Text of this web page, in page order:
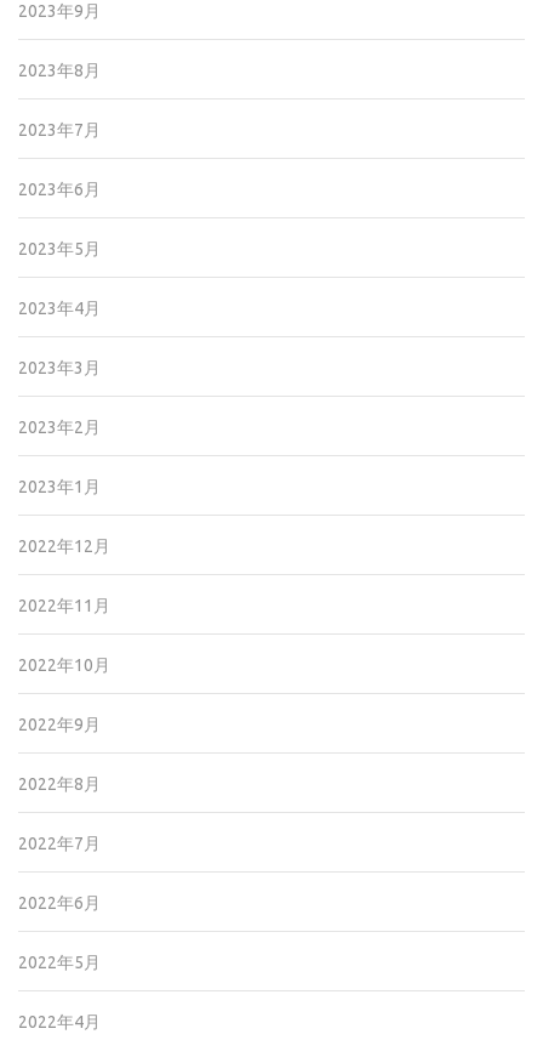
2023年9月
2023年8月
2023年7月
2023年6月
2023年5月
2023年4月
2023年3月
2023年2月
2023年1月
2022年12月
2022年11月
2022年10月
2022年9月
2022年8月
2022年7月
2022年6月
2022年5月
2022年4月